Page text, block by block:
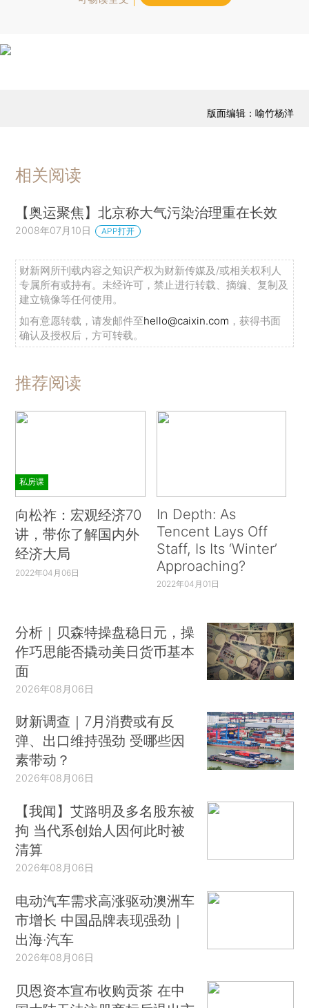
版面编辑：喻竹杨洋
相关阅读
【奥运聚焦】北京称大气污染治理重在长效
2008年07月10日 APP打开
财新网所刊载内容之知识产权为财新传媒及/或相关权利人
专属所有或持有。未经许可，禁止进行转载、摘编、复制及
建立镜像等任何使用。
如有意愿转载，请发邮件至hello@caixin.com ，获得书面
确认及授权后，方可转载。
推荐阅读
私房课
向松祚：宏观经济70
讲，带你了解国内外
经济大局
2022年04月06日
In Depth: As
Tencent Lays Off
Staff, Is Its ‘Winter’
Approaching?
2022年04月01日
分析｜贝森特操盘稳日元，操
作巧思能否撬动美日货币基本
面
2026年08月06日
财新调查｜7月消费或有反
弹、出口维持强劲 受哪些因
素带动？
2026年08月06日
【我闻】艾路明及多名股东被
拘 当代系创始人因何此时被
清算
2026年08月06日
电动汽车需求高涨驱动澳洲车
市增长 中国品牌表现强劲｜
出海·汽车
2026年08月06日
贝恩资本宣布收购贡茶 在中